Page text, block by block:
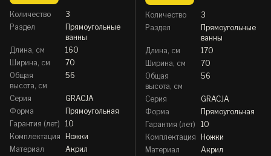
Количество
3
Раздел
Прямоугольные
ванны
Длина, см
160
Ширина, см
70
Общая
высота, см
56
Серия
GRACJA
Форма
Прямоугольная
Гарантия (лет)
10
Комплектация
Ножки
Материал
Акрил
Количество
3
Раздел
Прямоугольные
ванны
Длина, см
170
Ширина, см
70
Общая
высота, см
56
Серия
GRACJA
Форма
Прямоугольная
Гарантия (лет)
10
Комплектация
Ножки
Материал
Акрил